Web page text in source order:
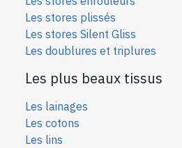
Les stores plissés
Les stores Silent Gliss
Les doublures et triplures
Les plus beaux tissus
Les lainages
Les cotons
Les lins